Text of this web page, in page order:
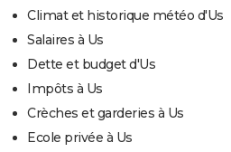
Climat et historique météo d'Us
Salaires à Us
Dette et budget d'Us
Impôts à Us
Crèches et garderies à Us
Ecole privée à Us